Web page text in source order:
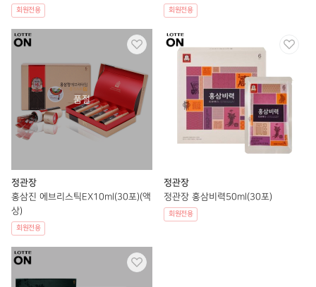
회원전용 회원전용
정관장
홍삼진 에브리스틱EX10ml(30포)(액
상)
회원전용
정관장
정관장 홍삼비력50ml(30포)
회원전용